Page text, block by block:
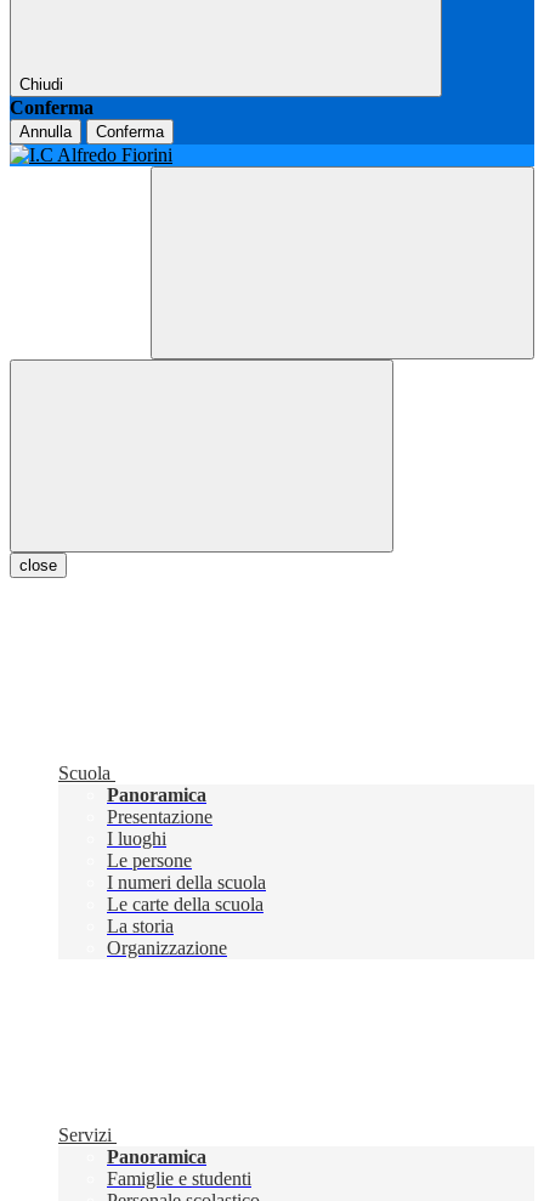
Chiudi
Conferma
Annulla Conferma
close
Scuola
Panoramica
Presentazione
I luoghi
Le persone
I numeri della scuola
Le carte della scuola
La storia
Organizzazione
Servizi
Panoramica
Famiglie e studenti